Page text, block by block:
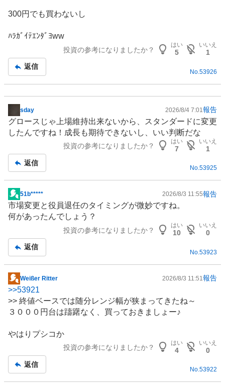
300円でも買わないし
ﾊﾗｶﾞｲﾃｴﾝﾀﾞﾖww
投資の参考になりましたか？
はい
5
いいえ
1
返信
No. 53926
掲
示
板
sday 2026/8/4 7:01 報告
グロースじゃ上場維持出来ないから、スタンダードに変更
したんですね！成長も期待できないし、いい判断だな
投資の参考になりましたか？
はい
7
いいえ
1
返信
No.53925
掲
示
板
51b***** 2026/8/3 11:55報告
市場変更と役員退任のタイミングが微妙ですね。
何があったんでしょう？
投資の参考になりましたか？
はい
10
いいえ
0
返信
No. 53923
掲
示
板
記
Weißer Ritter 2026/8/3 11:51 報告
>>53921
>> 終値ベースでは随分レンジ幅が狭まってきたね～
３０００円台は躊躇なく、買っておきましょー♪
やはりプシコか
投資の参考になりましたか？
はい
4
いいえ
0
返信
No.53922